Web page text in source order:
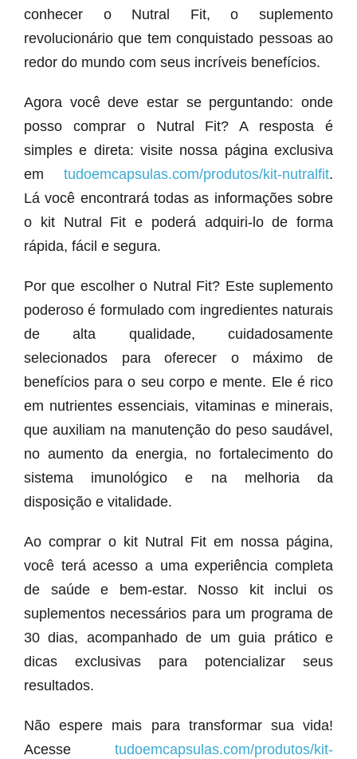
conhecer o Nutral Fit, o suplemento
revolucionário que tem conquistado pessoas ao
redor do mundo com seus incríveis benefícios.
Agora você deve estar se perguntando: onde
posso comprar o Nutral Fit? A resposta é
simples e direta: visite nossa página exclusiva
em tudoemcapsulas.com/produtos/kit-nutralfit.
Lá você encontrará todas as informações sobre
o kit Nutral Fit e poderá adquiri-lo de forma
rápida, fácil e segura.
Por que escolher o Nutral Fit? Este suplemento
poderoso é formulado com ingredientes naturais
de alta qualidade, cuidadosamente
selecionados para oferecer o máximo de
benefícios para o seu corpo e mente. Ele é rico
em nutrientes essenciais, vitaminas e minerais,
que auxiliam na manutenção do peso saudável,
no aumento da energia, no fortalecimento do
sistema imunológico e na melhoria da
disposição e vitalidade.
Ao comprar o kit Nutral Fit em nossa página,
você terá acesso a uma experiência completa
de saúde e bem-estar. Nosso kit inclui os
suplementos necessários para um programa de
30 dias, acompanhado de um guia prático e
dicas exclusivas para potencializar seus
resultados.
Não espere mais para transformar sua vida!
Acesse tudoemcapsulas.com/produtos/kit-